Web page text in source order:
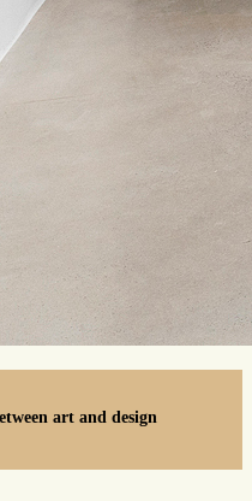
art and design